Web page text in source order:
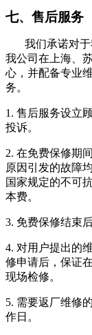
七、售后服务
我们承诺对
我公司在上海、
心，并配备专业
务。
1. 售后服务设立
投诉。
2. 在免费保修期
原因引发的故障
国家规定的不可
本费。
3. 免费保修结束
4. 对用户提出的
修申请后，保证
现场检修。
5. 需要返厂维修
作日。